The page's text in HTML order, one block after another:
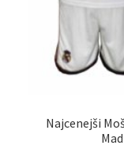
Najcenejši